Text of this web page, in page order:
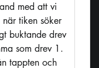
med att vi
tiken söker
buktande drev
som drev 1.
tappten och